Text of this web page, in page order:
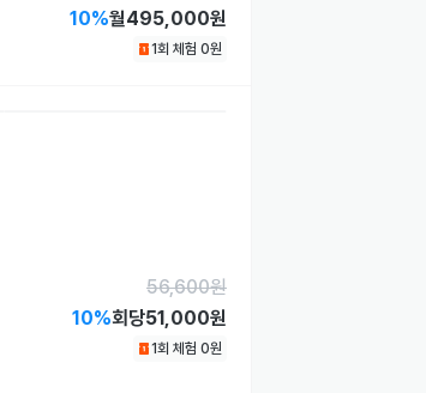
10%월495,000원
1회 체험 0원
56,600원
10%회당51,000원
1회 체험 0원